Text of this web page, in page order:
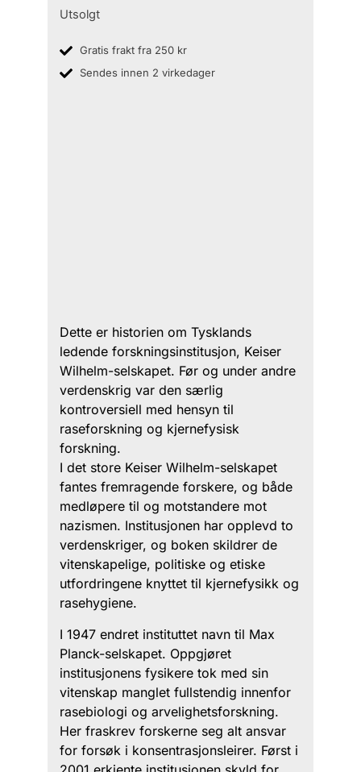
Utsolgt
Gratis frakt fra 250 kr
Sendes innen 2 virkedager
Dette er historien om Tysklands
ledende forskningsinstitusjon, Keiser
Wilhelm-selskapet. Før og under andre
verdenskrig var den særlig
kontroversiell med hensyn til
raseforskning og kjernefysisk
forskning.
I det store Keiser Wilhelm-selskapet
fantes fremragende forskere, og både
medløpere til og motstandere mot
nazismen. Institusjonen har opplevd to
verdenskriger, og boken skildrer de
vitenskapelige, politiske og etiske
utfordringene knyttet til kjernefysikk og
rasehygiene.
I 1947 endret instituttet navn til Max
Planck-selskapet. Oppgjøret
institusjonens fysikere tok med sin
vitenskap manglet fullstendig innenfor
rasebiologi og arvelighetsforskning.
Her fraskrev forskerne seg alt ansvar
for forsøk i konsentrasjonsleirer. Først i